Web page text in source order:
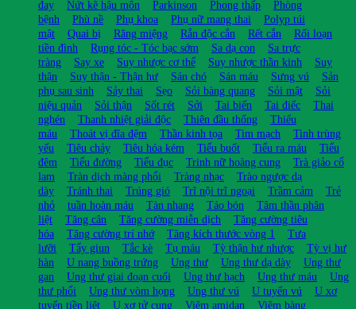
đay
Nứt kẽ hậu môn Parkinson Phong thấp
Phòng
bệnh
Phù nề Phụ khoa Phụ nữ mang thai
Polyp túi
mật
Quai bị Răng miệng Rắn độc cắn Rết cắn
Rối loạn
tiền đình
Rụng tóc - Tóc bạc sớm Sa dạ con
Sa trực
tràng
Say xe Suy nhược cơ thể Suy nhược thần kinh
Suy
thận
Suy thận - Thận hư Sán chó Sán máu Sưng vú
Sản
phụ sau sinh
Sảy thai Sẹo Sỏi bàng quang Sỏi mật
Sỏi
niệu quản
Sỏi thận Sốt rét Sởi Tai biến Tai điếc
Thai
nghén
Thanh nhiệt giải độc Thiên đầu thống
Thiếu
máu
Thoát vị đĩa đệm Thần kinh tọa Tim mạch
Tinh trùng
yếu
Tiêu chảy Tiêu hóa kém Tiểu buốt Tiểu ra máu
Tiểu
đêm
Tiểu đường Tiểu đục Trinh nữ hoàng cung
Trà giảo cổ
lam
Tràn dịch màng phổi Tràng nhạc
Trào ngược dạ
dày
Tránh thai Trúng gió Trĩ nội trĩ ngoại Trầm cảm
Trẻ
nhỏ
tuần hoàn máu Tàn nhang Táo bón
Tâm thần phân
liệt
Tăng cân Tăng cường miễn dịch
Tăng cường tiêu
hóa
Tăng cường trí nhớ Tăng kích thước vòng 1
Tưa
lưỡi
Tẩy giun Tắc kè Tụ máu Tỳ thận hư nhược
Tỳ vị hư
hàn
U nang buồng trứng Ung thư Ung thư dạ dày
Ung thư
gan
Ung thư giai đoạn cuối Ung thư hạch Ung thư máu
Ung
thư phổi
Ung thư vòm họng Ung thư vú U tuyến vú
U xơ
tuyến tiền liệt
U xơ tử cung Viêm amidan
Viêm bàng